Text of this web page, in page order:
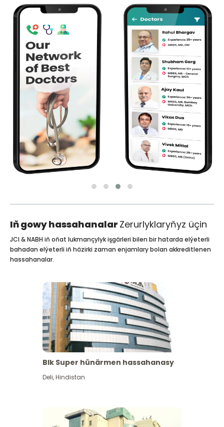
Iň gowy hassahanalar Zerurlyklaryňyz üçin
JCI & NABH iň oňat lukmançylyk işgärleri bilen bir hatarda elýeterli
bahadan elýeterli iň häzirki zaman enjamlary bolan akkreditlenen
hassahanalar.
Blk Super hünärmen hassahanasy
Deli,Hindistan